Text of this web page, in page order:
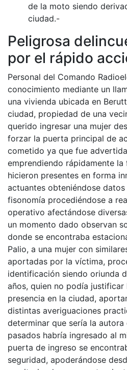
de la moto siendo
ciudad.-
Peligrosa
por el rápido
Personal del Comando
conocimiento mediante un
una vivienda ubicada en
ciudad, propiedad de una
querido ingresar una mujer
forzar la puerta principal de
cometido ya que fue
emprendiendo rápidamente
hicieron presentes en forma
actuantes obteniéndose
fisonomía procediéndose a
operativo afectándose
un momento dado observan
donde se encontraba
Palio, a una mujer con
aportadas por la víctima,
identificación siendo oriunda
años, quien no podía
presencia en la ciudad,
distintas averiguaciones
determinar que sería la
pasados habría ingresado al
puerta de ingreso se
seguridad, apoderándose